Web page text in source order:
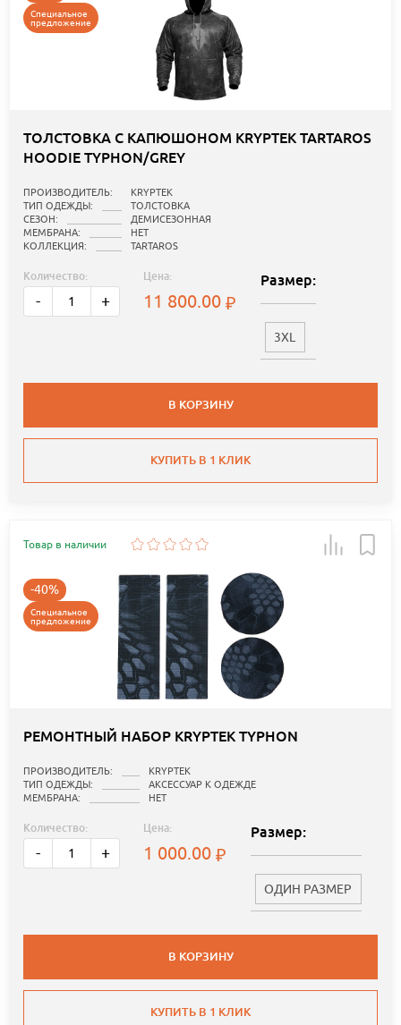
Специальное
предложение
ТОЛСТОВКА С КАПЮШОНОМ KRYPTEK TARTAROS
HOODIE TYPHON/GREY
ПРОИЗВОДИТЕЛЬ:
KRYPTEK
ТИП ОДЕЖДЫ:
ТОЛСТОВКА
СЕЗОН:
ДЕМИСЕЗОННАЯ
МЕМБРАНА:
НЕТ
КОЛЛЕКЦИЯ:
TARTAROS
Количество:
- +
Цена:
11 800.00
Размер:
3XL
В КОРЗИНУ
КУПИТЬ В 1 КЛИК
Товар в наличии
-40%
Специальное
предложение
РЕМОНТНЫЙ НАБОР KRYPTEK TYPHON
ПРОИЗВОДИТЕЛЬ:
KRYPTEK
ТИП ОДЕЖДЫ:
АКСЕССУАР К ОДЕЖДЕ
МЕМБРАНА:
НЕТ
Количество:
- +
Цена:
1 000.00
Размер:
ОДИН РАЗМЕР
В КОРЗИНУ
КУПИТЬ В 1 КЛИК